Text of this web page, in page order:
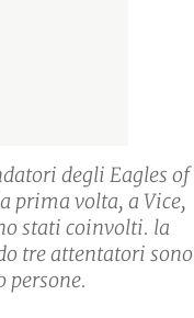
degli Eagles of
prima volta, a Vice,
stati coinvolti. la
tre attentatori sono
persone.